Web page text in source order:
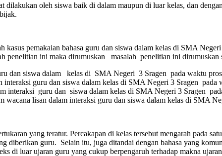
dilakukan oleh siswa baik di dalam maupun di luar kelas, dan
kasus pemakaian bahasa guru dan siswa dalam kelas di SMA
penelitian ini maka dirumuskan masalah penelitian ini dirumuskan
dan siswa dalam kelas di SMA Negeri 3 Sragen pada waktu
interaksi guru dan siswa dalam kelas di SMA Negeri 3 Sragen pada
interaksi guru dan siswa dalam kelas di SMA Negeri 3 Sragen
lisan dalam interaksi guru dan siswa dalam kelas di SMA
yang teratur. Percakapan di kelas tersebut mengarah pada
diberikan guru. Selain itu, juga ditandai dengan bahasa yang
di luar ujaran guru yang cukup berpengaruh terhadap makna